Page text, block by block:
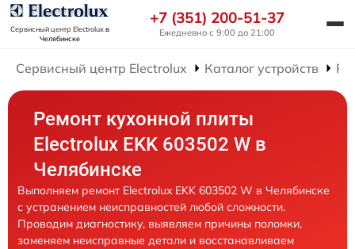
Сервисный центр Electroluxв
Челябинске
+7 (351) 200-51-37
Ежедневно с 9:00 до 21:00
Сервисный центр Electrolux Каталог устройств
Ремонт кухонной плиты
Electrolux EKK 603502 W в
Челябинске
Выполняем ремонт Electrolux EKK 603502 W в Челябинске
с устранением неисправностей любой сложности.
Проводим диагностику, выявляем причины поломки,
заменяем неисправные детали и восстанавливаем